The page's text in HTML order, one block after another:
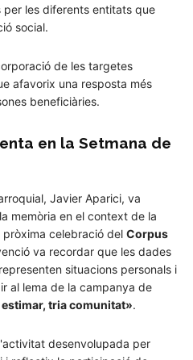
per les diferents entitats que
social.
de les targetes
afavorix una resposta més
beneficiàries.
en la Setmana de
Javier Aparici, va
memòria en el context de la
pròxima celebració del Corpus
va recordar que les dades
situacions personals i
al lema de la campanya de
estimar, tria comunitat».
desenvolupada per